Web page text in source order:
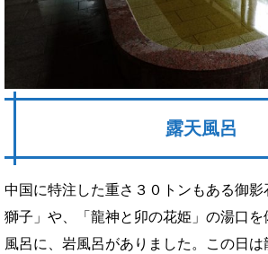
露天風呂
中国に特注した重さ３０トンもある御
獅子」や、「龍神と卯の花姫」の湯口
風呂に、岩風呂がありました。この日